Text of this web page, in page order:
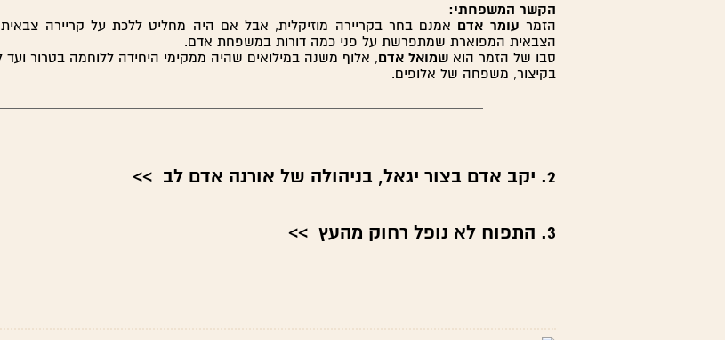
הקשר המשפחתי:
הזמר עומר אדם אמנם בחר בקריירה מוזיקלית, אבל אם היה מחליט ללכת על קריירה
הצבאית המפוארת שמתפרשת על פני כמה דורות במשפחת אדם.
סבו של הזמר הוא שמואל אדם, אלוף משנה במילואים שהיה ממקימי היחידה ללוחמה בטרור ועד
בקיצור, משפחה של אלופים.
2. יקב אדם בצור יגאל, בניהולה של אורנה אדם לב >>
3. התפוח לא נופל רחוק מהעץ >>